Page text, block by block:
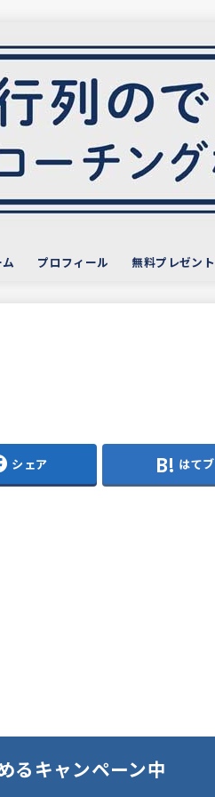
プロフィール 無料プレゼント
シェア はてブ
るキャンペーン中